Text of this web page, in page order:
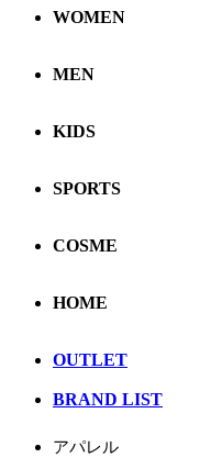
WOMEN
MEN
KIDS
SPORTS
COSME
HOME
OUTLET
BRAND LIST
アパレル